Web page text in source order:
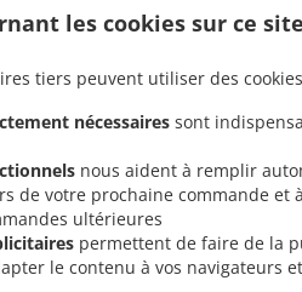
les cookies sur ce
tiers peuvent utiliser des
nécessaires sont
nous aident à remplir
de votre prochaine commande et
ultérieures
permettent de faire de la
le contenu à vos navigateurs
Plateau
Goûtez la
panettone